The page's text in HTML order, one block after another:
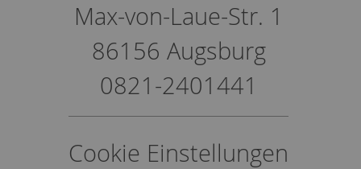
Max-von-Laue-Str. 1
86156 Augsburg
0821-2401441
Cookie Einstellungen